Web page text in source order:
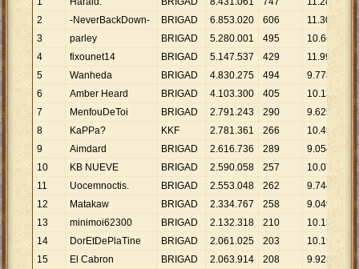
2
-NeverBackDown- BRIGAD 6.853.020 606 11.309
3
parley BRIGAD 5.280.001 495 10.667
4
fixounet14 BRIGAD 5.147.537 429 11.999
5
Wanheda BRIGAD 4.830.275 494 9.778
6
Amber Heard BRIGAD 4.103.300 405 10.132
7
MenfouDeToi BRIGAD 2.791.243 290 9.625
8
KaPPa? KKF 2.781.361 266 10.456
9
Aimdard BRIGAD 2.616.736 289 9.054
10
KB NUEVE BRIGAD 2.590.058 257 10.078
11
Uocemnoctis. BRIGAD 2.553.048 262 9.744
12
Matakaw BRIGAD 2.334.767 258 9.049
13
minimoi62300 BRIGAD 2.132.318 210 10.154
14
DorEtDePlaTine BRIGAD 2.061.025 203 10.153
15
El Cabron BRIGAD 2.063.914 208 9.923